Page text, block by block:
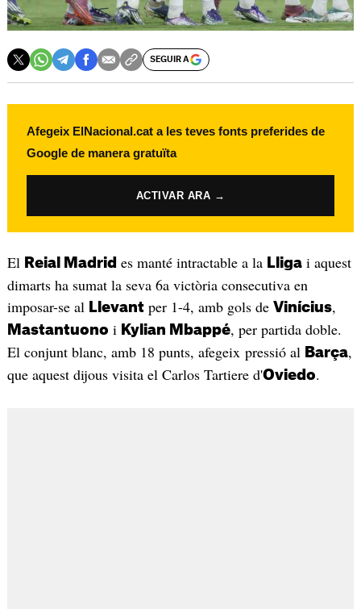
SEGUIR A
Afegeix ElNacional.cat a les teves fonts preferides de
Google de manera gratuïta
ACTIVAR ARA →
El Reial Madrid es manté intractable a la Lligai aquest
dimarts ha sumat la seva 6a victòria consecutiva en
imposar-se al Llevantper 1-4, amb gols de Vinícius,
Mastantuono i Kylian Mbappé, per partida doble.
El conjunt blanc, amb 18 punts, afegeix pressió al Barça,
que aquest dijous visita el Carlos Tartiere d'Oviedo.